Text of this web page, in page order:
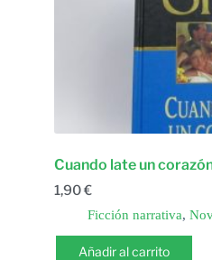
Cuando late un
1,90€
Ficción narrativa,
Añadir al carrito